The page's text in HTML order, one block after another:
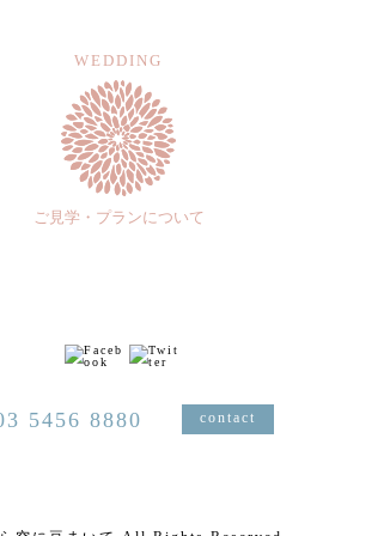
WEDDING
ご見学・プランについて
5456 8880 contact